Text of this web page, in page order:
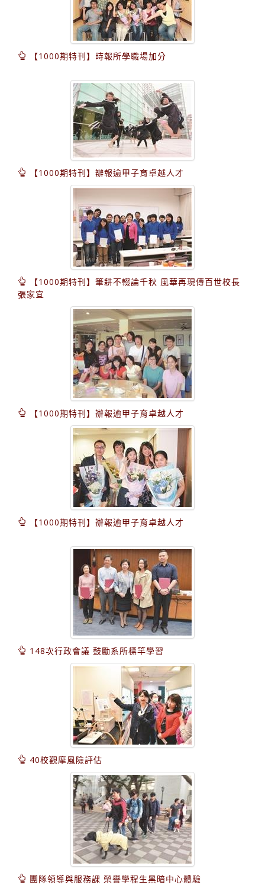
【1000期特刊】時報所學職場加分
【1000期特刊】辦報逾甲子育卓越人才
【1000期特刊】筆耕不輟論千秋 風華再現傳百世校長
張家宜
【1000期特刊】辦報逾甲子育卓越人才
【1000期特刊】辦報逾甲子育卓越人才
148次行政會議 鼓勵系所標竿學習
40校觀摩風險評估
團隊領導與服務課 榮譽學程生黑暗中心體驗